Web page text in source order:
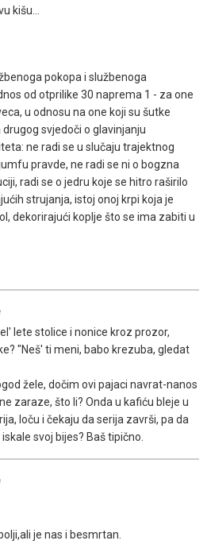
kišu...
pokopa i službenoga
od otprilike 30 naprema 1 - za one
u odnosu na one koji su šutke
svjedoči o glavinjanju
ne radi se u slučaju trajektnog
pravde, ne radi se ni o bogzna
radi se o jedru koje se hitro raširilo
strujanja, istoj onoj krpi koja je
dekorirajući koplje što se ima zabiti u
lete stolice i nonice kroz prozor,
"Neš' ti meni, babo krezuba, gledat
žele, dočim ovi pajaci navrat-nanos
zaraze, što li? Onda u kafiću bleje u
loču i čekaju da serija završi, pa da
svoj bijes? Baš tipično.
je nas i besmrtan.